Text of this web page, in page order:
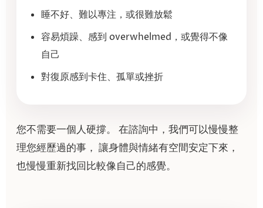
睡不好、難以專注，或很難放鬆
容易煩躁、感到 overwhelmed，或覺得不像
自己
對復原感到卡住、孤單或挫折
您不需要一個人硬撐。 在諮詢中，我們可以慢慢整
理您經歷過的事， 讓身體與情緒有空間安定下來，
也慢慢重新找回比較像自己的感覺。